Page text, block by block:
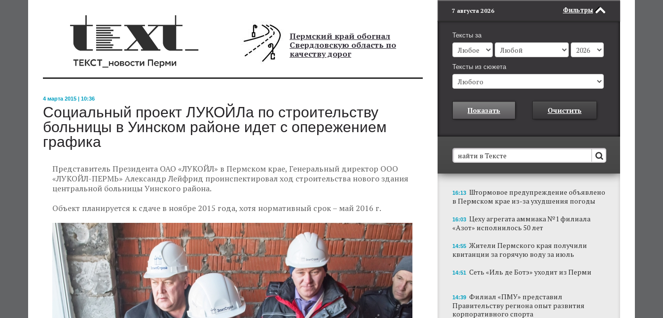
Пермский край обогнал
Свердловскую область по
качеству дорог
4 марта 2015 | 10:36
Социальный проект ЛУКОЙЛа по строительству
больницы в Уинском районе идет с опережением
графика
Представитель Президента ОАО «ЛУКОЙЛ» в Пермском крае, Генеральный директор ООО
«ЛУКОЙЛ-ПЕРМЬ» Александр Лейфрид проинспектировал ход строительства нового здания
центральной больницы Уинского района.
Объект планируется к сдаче в ноябре 2015 года, хотя нормативный срок – май 2016 г.
Фильтры
7 августа 2026
Тексты за
Тексты из сюжета
Показать Очистить
В Пермском крае установят новые станции
обнаружения беспилотников
Они используются для обнаружения и
отслеживания БПЛА в воздухе.
Власти Перми намерены развернуть борьбу
Власти вернулись к проекту большого
16:13 Штормовое предупреждение объявлено
в Пермском крае из-за ухудшения погоды
16:03 Цеху агрегата аммиака №1 филиала
«Азот» исполнилось 50 лет
14:55 Жители Пермского края получили
квитанции за горячую воду за июль
14:51 Сеть «Иль де Ботэ» уходит из Перми
14:39 Филиал «ПМУ» представил
Правительству региона опыт развития
корпоративного спорта